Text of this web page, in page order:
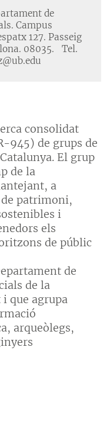
de
Campus
127. Passeig
08035. Tel.
consolidat
945) de grups de
El grup
de la
a
patrimoni,
i
els
de públic
de
de la
que agrupa
arqueòlegs,